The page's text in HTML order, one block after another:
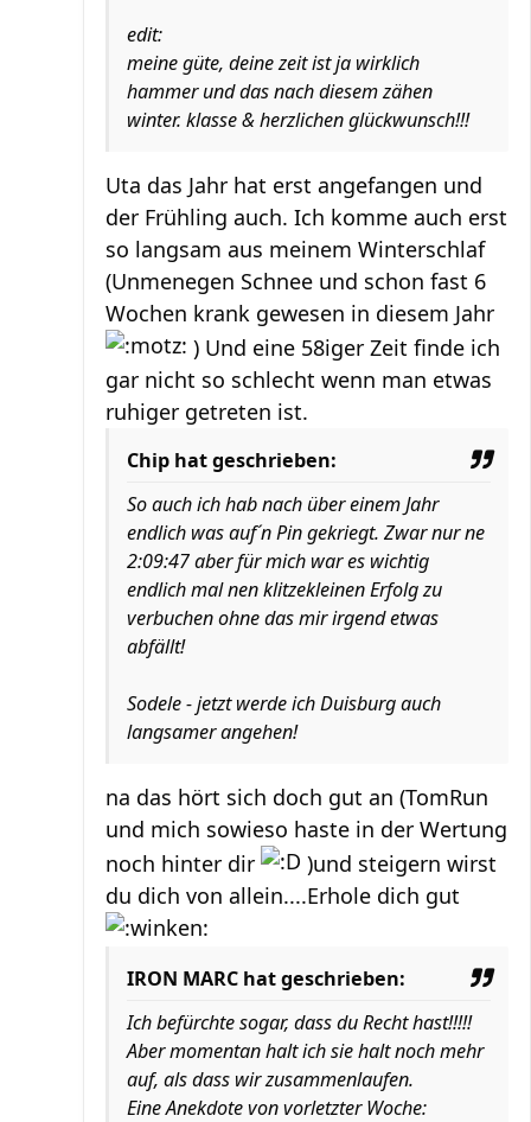
edit:
meine güte, deine zeit ist ja wirklich
hammer und das nach diesem zähen
winter. klasse & herzlichen glückwunsch!!!
Uta das Jahr hat erst angefangen und
der Frühling auch. Ich komme auch erst
so langsam aus meinem Winterschlaf
(Unmenegen Schnee und schon fast 6
Wochen krank gewesen in diesem Jahr
) Und eine 58iger Zeit finde ich
gar nicht so schlecht wenn man etwas
ruhiger getreten ist.
Chip hat geschrieben:
So auch ich hab nach über einem Jahr
endlich was auf´n Pin gekriegt. Zwar nur ne
2:09:47 aber für mich war es wichtig
endlich mal nen klitzekleinen Erfolg zu
verbuchen ohne das mir irgend etwas
abfällt!
Sodele - jetzt werde ich Duisburg auch
langsamer angehen!
na das hört sich doch gut an (TomRun
und mich sowieso haste in der Wertung
noch hinter dir
)und steigern wirst
du dich von allein....Erhole dich gut
IRON MARC hat geschrieben:
Ich befürchte sogar, dass du Recht hast!!!!!
Aber momentan halt ich sie halt noch mehr
auf, als dass wir zusammenlaufen.
Eine Anekdote von vorletzter Woche: